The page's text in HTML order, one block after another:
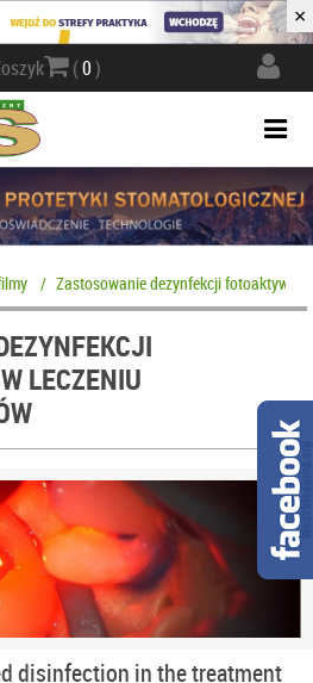
×
(0)
/ Zastosowanie dezynfekcji
LECZENIU
disinfection in the treatment